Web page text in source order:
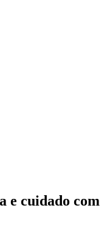
e cuidado com